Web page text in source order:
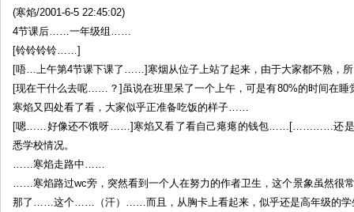
(寒焰/2001-6-5 22:45:02)
4节课后……一年级组……
[铃铃铃铃……]
[唔…上午第4节课下课了……]寒烟从位子上站了起来，由于大家都不熟，所
[现在干什么去呢……？]虽说在班里呆了一个上午，可是有80%的时间在
寒焰又四处看了看，大家似乎正准备吃饭的样子……
[嗯……好像还不饿呀……]寒焰又看了看自己瘪瘪的钱包……[…………还是
悉学校情况。
……寒焰走路中……
……寒焰路过wc旁，突然看到一个人在努力的作者卫生，这个景象虽然很
那了……这个……（汗）……而且，从胸卡上看起来，似乎还是高年级的